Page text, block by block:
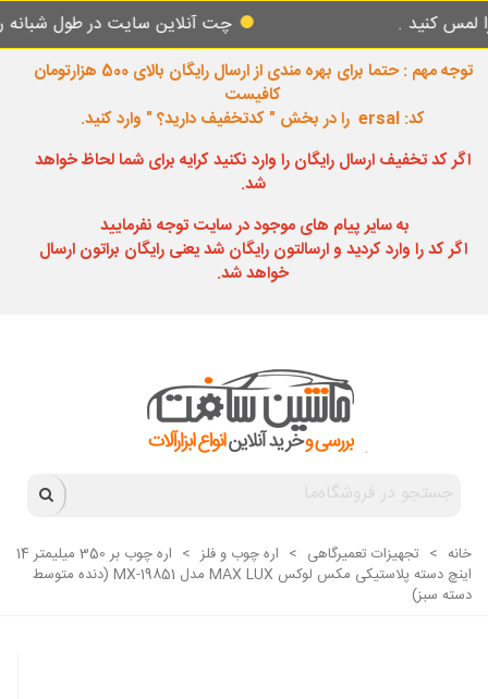
. چت آنلاین سایت در طول شبانه روز
توجه مهم : حتما برای بهره مندی از ارسال رایگان بالای 500 هزارتومان
کافیست
کد: ersal را در بخش " کدتخفیف دارید؟ " وارد کنید.
اگر کد تخفیف ارسال رایگان را وارد نکنید کرایه برای شما لحاظ خواهد
شد.
به سایر پیام های موجود در سایت توجه نفرمایید
اگر کد را وارد کردید و ارسالتون رایگان شد یعنی رایگان براتون ارسال
خواهد شد.
خانه > تجهیزات تعمیرگاهی > اره چوب و فلز >
اره چوب بر 350 میلیمتر 14
اینچ دسته پلاستیکی مکس لوکس MAX LUX مدل MX-19851 (دنده متوسط
دسته سبز)